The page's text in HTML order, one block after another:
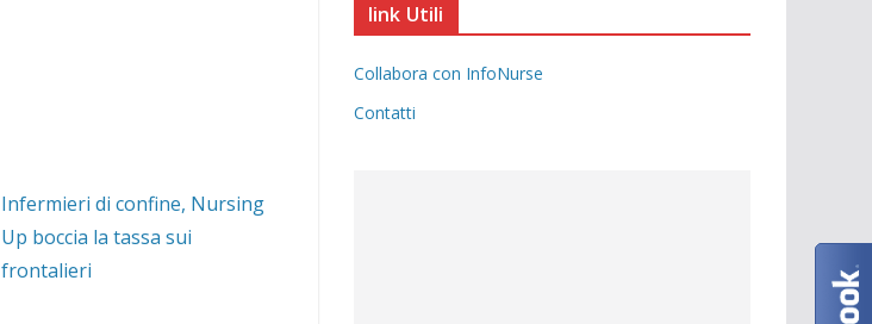
Infermieri di confine, Nursing
Up boccia la tassa sui
frontalieri
link Utili
Collabora con InfoNurse
Contatti